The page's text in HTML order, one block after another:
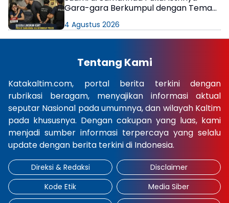
Gara-gara Berkumpul dengan Teman
4 Agustus 2026
Tentang Kami
Katakaltim.com, portal berita terkini dengan
rubrikasi beragam, menyajikan informasi aktual
seputar Nasional pada umumnya, dan wilayah Kaltim
pada khususnya. Dengan cakupan yang luas, kami
menjadi sumber informasi terpercaya yang selalu
update dengan berita terkini di Indonesia.
Direksi & Redaksi
Disclaimer
Kode Etik
Media Siber